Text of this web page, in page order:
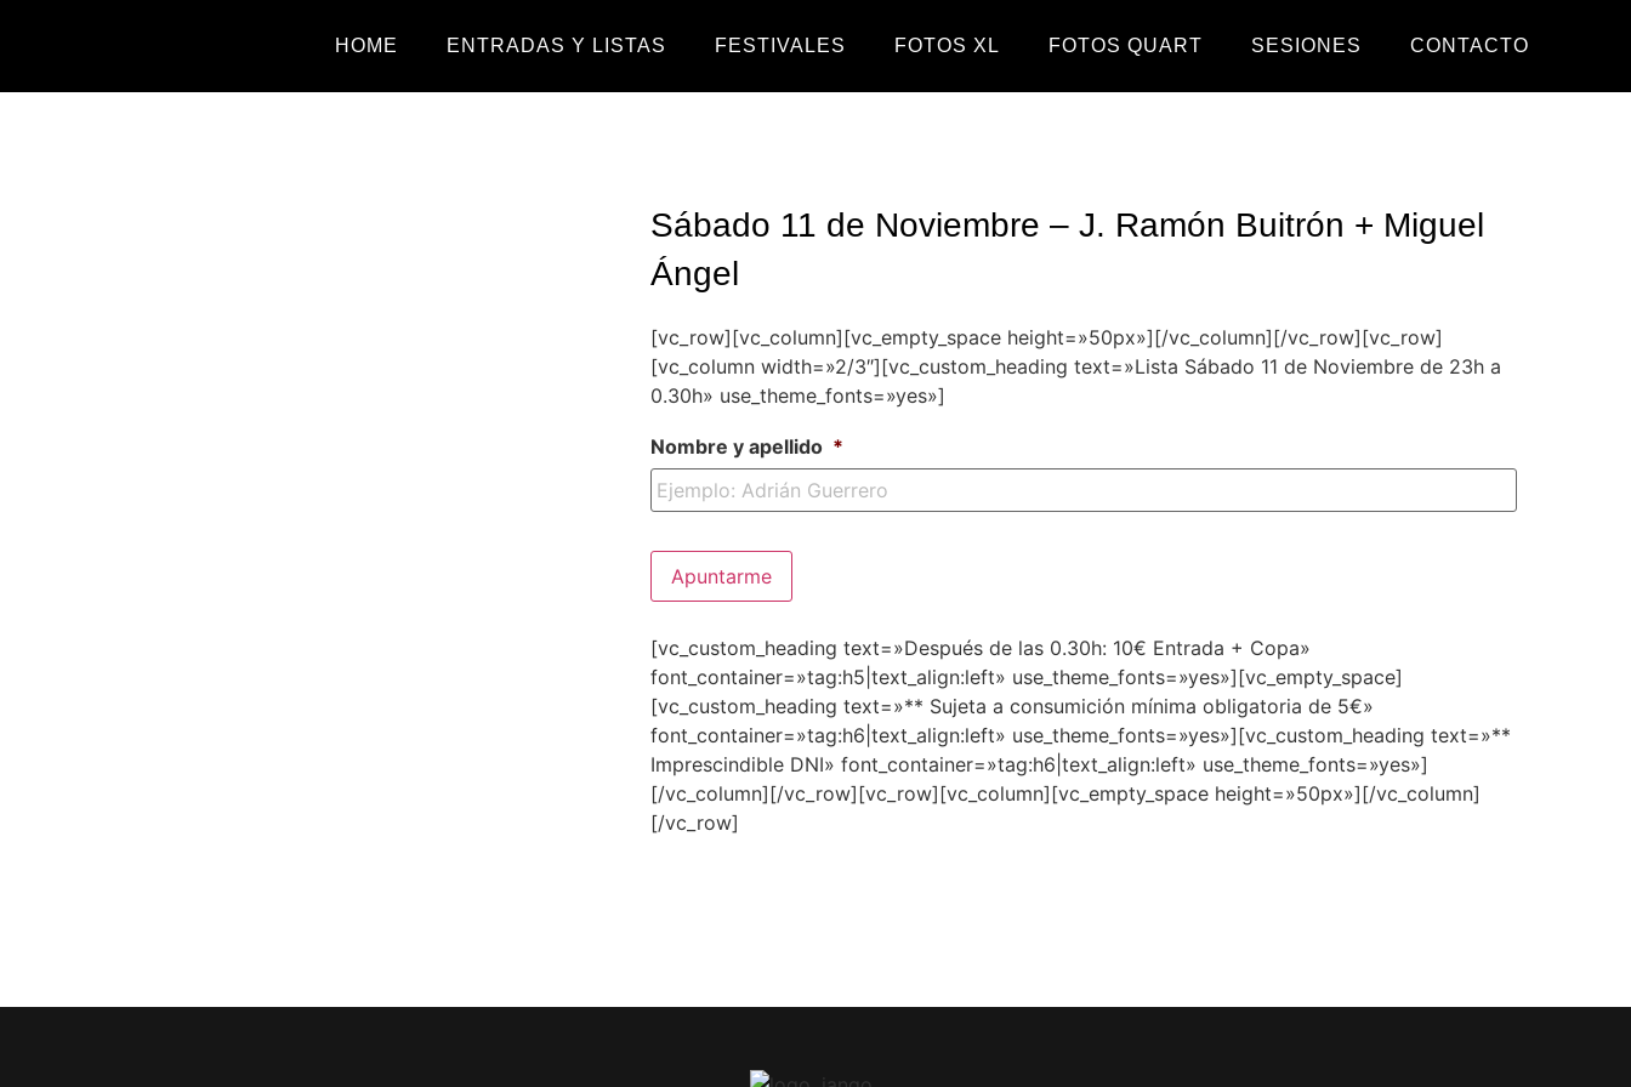
HOME ENTRADAS Y LISTAS FESTIVALES FOTOS XL FOTOS QUART SESIONES CONTACTO
Sábado 11 de Noviembre – J. Ramón Buitrón + Miguel
Ángel
[vc_row][vc_column][vc_empty_space height=»50px»][/vc_column][/vc_row][vc_row]
[vc_column width=»2/3″][vc_custom_heading text=»Lista Sábado 11 de Noviembre de 23h a
0.30h» use_theme_fonts=»yes»]
Nombre y apellido *
[vc_custom_heading text=»Después de las 0.30h: 10€ Entrada + Copa»
font_container=»tag:h5|text_align:left» use_theme_fonts=»yes»][vc_empty_space]
[vc_custom_heading text=»** Sujeta a consumición mínima obligatoria de 5€»
font_container=»tag:h6|text_align:left» use_theme_fonts=»yes»][vc_custom_heading text=»**
Imprescindible DNI» font_container=»tag:h6|text_align:left» use_theme_fonts=»yes»]
[/vc_column][/vc_row][vc_row][vc_column][vc_empty_space height=»50px»][/vc_column]
[/vc_row]